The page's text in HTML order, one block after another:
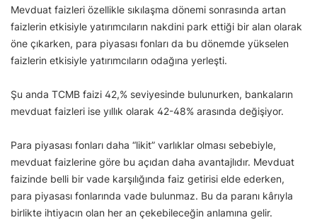
Mevduat faizleri özellikle sıkılaşma dönemi sonrasında artan
faizlerin etkisiyle yatırımcıların nakdini park ettiği bir alan olarak
öne çıkarken, para piyasası fonları da bu dönemde yükselen
faizlerin etkisiyle yatırımcıların odağına yerleşti.
Şu anda TCMB faizi 42,% seviyesinde bulunurken, bankaların
mevduat faizleri ise yıllık olarak 42-48% arasında değişiyor.
Para piyasası fonları daha “likit” varlıklar olması sebebiyle,
mevduat faizlerine göre bu açıdan daha avantajlıdır. Mevduat
faizinde belli bir vade karşılığında faiz getirisi elde ederken,
para piyasası fonlarında vade bulunmaz. Bu da paranı kârıyla
birlikte ihtiyacın olan her an çekebileceğin anlamına gelir.